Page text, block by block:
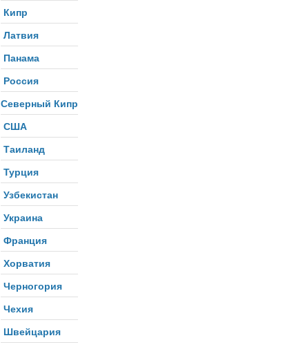
Кипр
Латвия
Панама
Россия
Северный Кипр
США
Таиланд
Турция
Узбекистан
Украина
Франция
Хорватия
Черногория
Чехия
Швейцария